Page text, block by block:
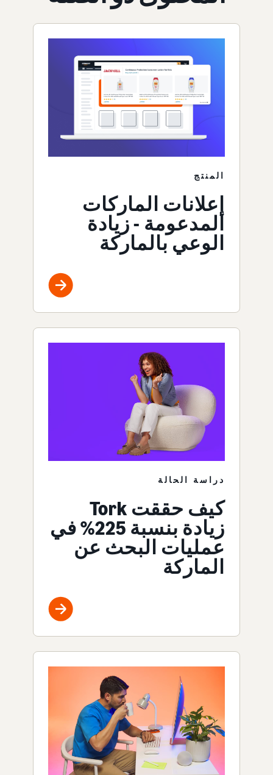
المنتج
إعلانات الماركات
المدعومة - زيادة
الوعي بالماركة
دراسة الحالة
كيف حققت Tork
زيادة بنسبة 225% في
عمليات البحث عن
الماركة